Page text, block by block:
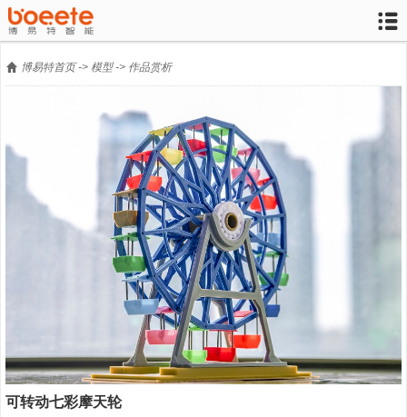

 博易特首页-> 模型-> 作品赏析
可转动七彩摩天轮